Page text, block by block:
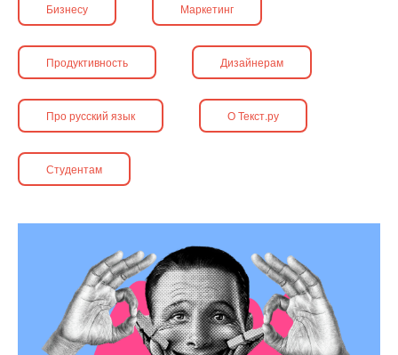
Бизнесу Маркетинг
Продуктивность Дизайнерам
Про русский язык О Текст.ру
Студентам